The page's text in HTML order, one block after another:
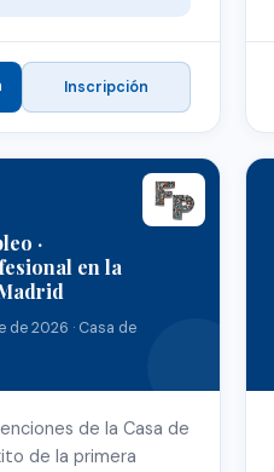
Inscripción
·
en la
2026 · Casa de
de la Casa de
de la primera